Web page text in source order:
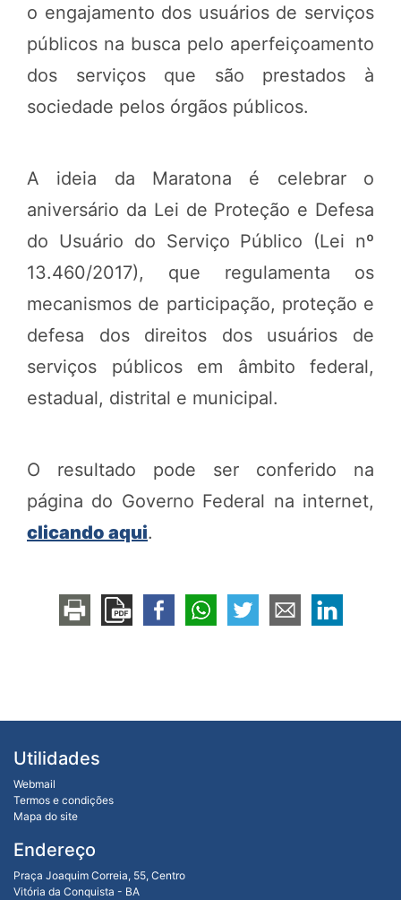
o engajamento dos usuários de serviços
públicos na busca pelo aperfeiçoamento
dos serviços que são prestados à
sociedade pelos órgãos públicos.
A ideia da Maratona é celebrar o
aniversário da Lei de Proteção e Defesa
do Usuário do Serviço Público (Lei nº
13.460/2017), que regulamenta os
mecanismos de participação, proteção e
defesa dos direitos dos usuários de
serviços públicos em âmbito federal,
estadual, distrital e municipal.
O resultado pode ser conferido na
página do Governo Federal na internet,
clicando aqui.
Utilidades
Webmail
Termos e condições
Mapa do site
Endereço
Praça Joaquim Correia, 55, Centro
Vitória da Conquista - BA